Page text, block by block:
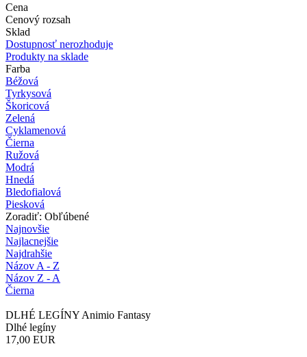
Cena
Cenový rozsah
Sklad
Dostupnosť nerozhoduje
Produkty na sklade
Farba
Béžová
Tyrkysová
Škoricová
Zelená
Cyklamenová
Čierna
Ružová
Modrá
Hnedá
Bledofialová
Piesková
Zoradiť: Obľúbené
Najnovšie
Najlacnejšie
Najdrahšie
Názov A - Z
Názov Z - A
Čierna
DLHÉ LEGÍNY Animio Fantasy
Dlhé legíny
17,00 EUR